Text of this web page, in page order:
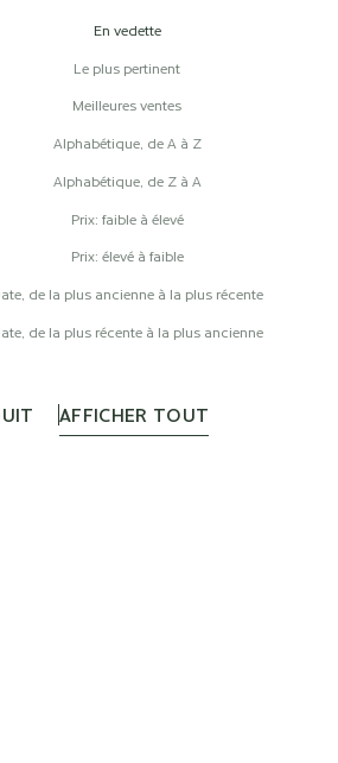
En vedette
Le plus pertinent
Meilleures ventes
Alphabétique, de A à Z
Alphabétique, de Z à A
Prix: faible à élevé
Prix: élevé à faible
de la plus ancienne à la plus récente
de la plus récente à la plus ancienne
AFFICHER TOUT